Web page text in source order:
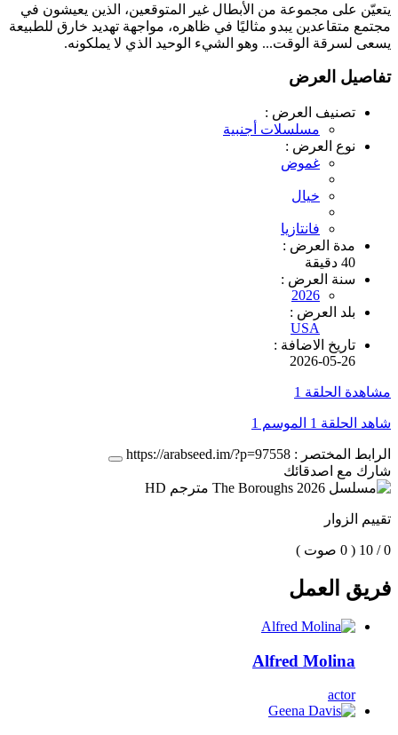
يتعيّن على مجموعة من الأبطال غير المتوقعين، الذين يعيشون في
مجتمع متقاعدين يبدو مثاليًا في ظاهره، مواجهة تهديد خارق للطبيعة
يسعى لسرقة الوقت... وهو الشيء الوحيد الذي لا يملكونه.
تفاصيل العرض
تصنيف العرض :
مسلسلات أجنبية
نوع العرض :
غموض
خيال
فانتازيا
مدة العرض :
40 دقيقة
سنة العرض :
2026
بلد العرض :
USA
تاريخ الاضافة :
2026-05-26
مشاهدة الحلقة 1
شاهد الحلقة 1 الموسم 1
الرابط المختصر : https://arabseed.im/?p=97558
شارك مع اصدقائك
تقييم الزوار
0 / 10 ( 0 صوت )
فريق العمل
Alfred Molina
actor